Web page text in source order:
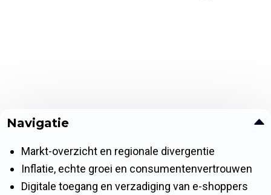
Navigatie
Markt-overzicht en regionale divergentie
Inflatie, echte groei en consumentenvertrouwen
Digitale toegang en verzadiging van e-shoppers